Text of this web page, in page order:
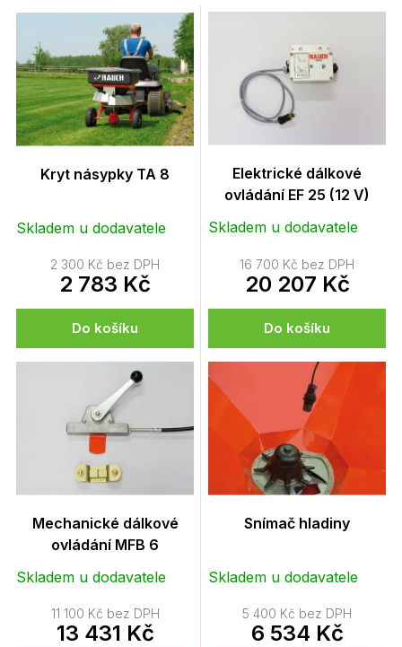
n
o
d
u
k
V
s
p
o
Kryt násypky TA 8
Skladem u dodavatele
2 300 Kč bez DPH
2 783 Kč
Do košíku
Elektrické dálkové
ovládání EF 25 (12 V)
Skladem u dodavatele
16 700 Kč bez DPH
20 207 Kč
Do košíku
Mechanické dálkové
ovládání MFB 6
Skladem u dodavatele
11 100 Kč bez DPH
13 431 Kč
Snímač hladiny
Skladem u dodavatele
5 400 Kč bez DPH
6 534 Kč